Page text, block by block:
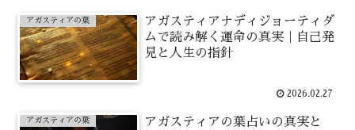
アガスティアの葉
アガスティアナディジョーティダ
ムで読み解く運命の真実｜自己発
見と人生の指針
2026.02.27
アガスティアの葉
アガスティアの葉占いの真実と